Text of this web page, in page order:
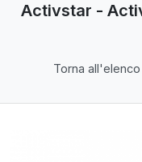
Activstar -
Torna all'elenco